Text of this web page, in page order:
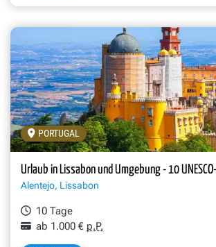
PORTUGAL
Urlaub in Lissabon und Umgebung - 10
Alentejo, Lissabon
10 Tage
ab 1.000 € p.P.